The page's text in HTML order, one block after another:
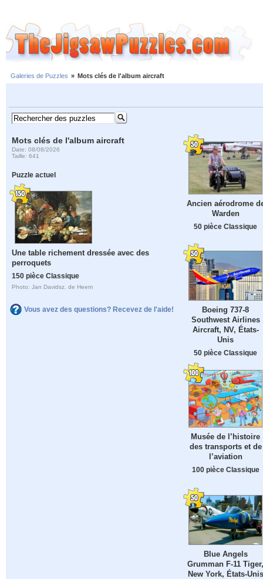
Galeries de Puzzles » Mots clés de l'album aircraft
Mots clés de l'album aircraft
Date: 08/08/2026
Taille: 641
Puzzle actuel
Une table richement dressée avec des
perroquets
150 pièce Classique
Photo: Jan Davidsz. de Heem
Vous avez des questions? Recevez de l'aide!
Ancien aérodrome
Warden
50 pièce Classique
Boeing 737-8
Southwest Airlines
Aircraft, NV, États-
Unis
50 pièce Classique
Musée de l’histoire
des transports et de
l’aviation
100 pièce Classique
Blue Angels
Grumman F-11 Tiger,
New York, États-Unis